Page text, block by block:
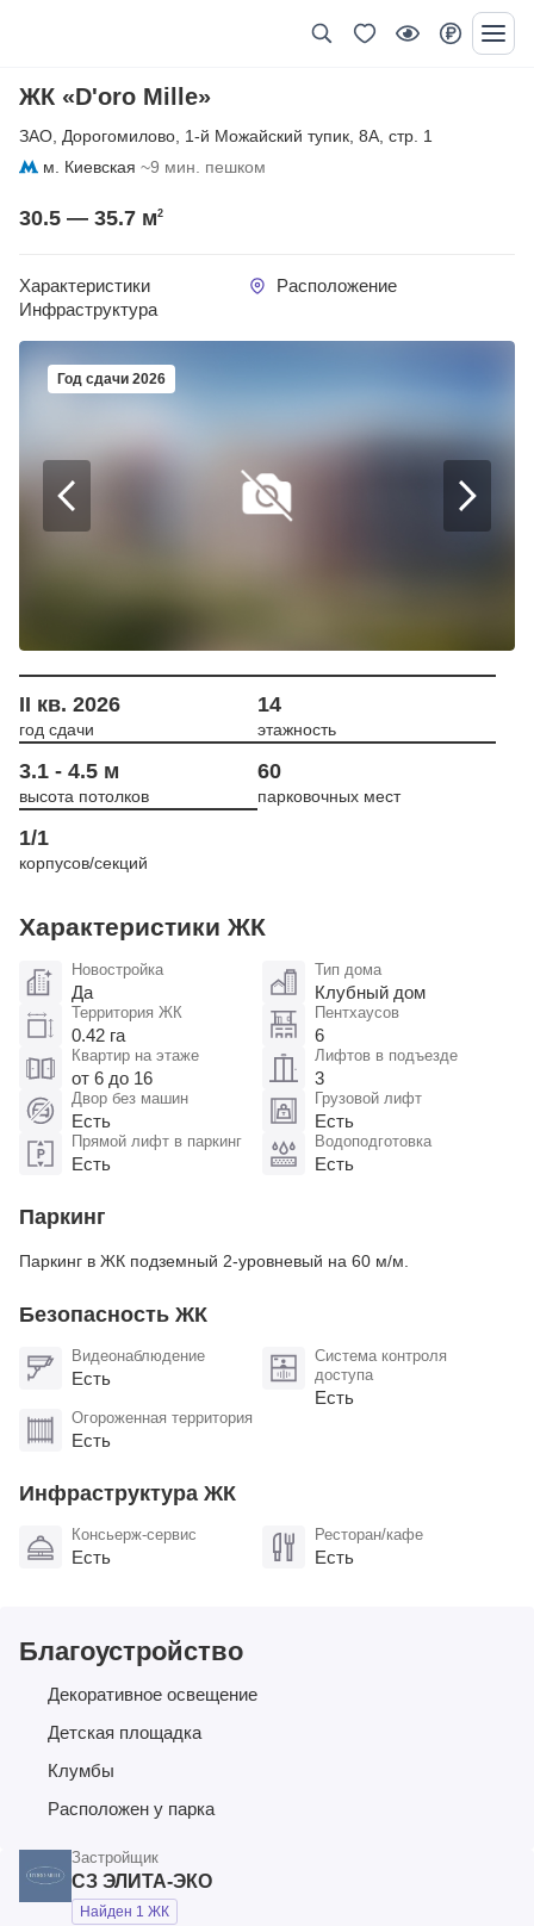
ЖК «D'oro Mille»
ЗАО Дорогомилово 1-й Можайский тупик 8А стр. 1
м. Киевская ~9 мин. пешком
30.5 — 35.7 м2
Характеристики
Расположение
Инфраструктура
Год сдачи 2026
II кв. 2026
год сдачи
14
этажность
3.1 - 4.5 м
высота потолков
60
парковочных мест
1/1
корпусов/секций
Характеристики ЖК
Новостройка
Да
Тип дома
Клубный дом
Территория ЖК
0.42 га
Пентхаусов
6
Квартир на этаже
от 6 до 16
Лифтов в подъезде
3
Двор без машин
Есть
Грузовой лифт
Есть
Прямой лифт в паркинг
Есть
Водоподготовка
Есть
Паркинг
Паркинг в ЖК подземный 2-уровневый на 60 м/м.
Безопасность ЖК
Видеонаблюдение
Есть
Система контроля
доступа
Есть
Огороженная территория
Есть
Инфраструктура ЖК
Консьерж-сервис
Есть
Ресторан/кафе
Есть
Благоустройство
Декоративное освещение
Детская площадка
Клумбы
Расположен у парка
Застройщик
СЗ ЭЛИТА-ЭКО
Найден 1 ЖК